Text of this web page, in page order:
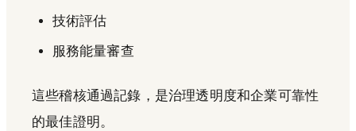
技術評估
服務能量審查
這些稽核通過記錄，是治理透明度和企業可靠性
的最佳證明。